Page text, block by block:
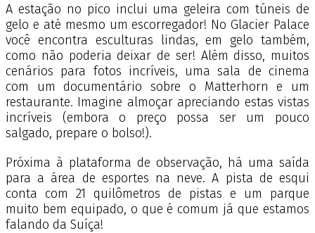
A estação no pico inclui uma geleira com túneis de
gelo e até mesmo um escorregador! No Glacier Palace
você encontra esculturas lindas, em gelo também,
como não poderia deixar de ser! Além disso, muitos
cenários para fotos incríveis, uma sala de cinema
com um documentário sobre o Matterhorn e um
restaurante. Imagine almoçar apreciando estas vistas
incríveis (embora o preço possa ser um pouco
salgado, prepare o bolso!).
Próxima à plataforma de observação, há uma saída
para a área de esportes na neve. A pista de esqui
conta com 21 quilômetros de pistas e um parque
muito bem equipado, o que é comum já que estamos
falando da Suíça!